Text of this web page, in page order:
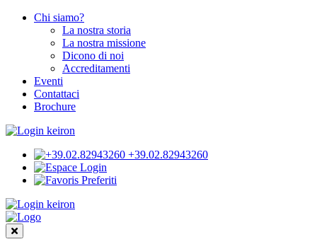
Chi siamo?
La nostra storia
La nostra missione
Dicono di noi
Accreditamenti
Eventi
Contattaci
Brochure
+39.02.82943260
Login
Preferiti